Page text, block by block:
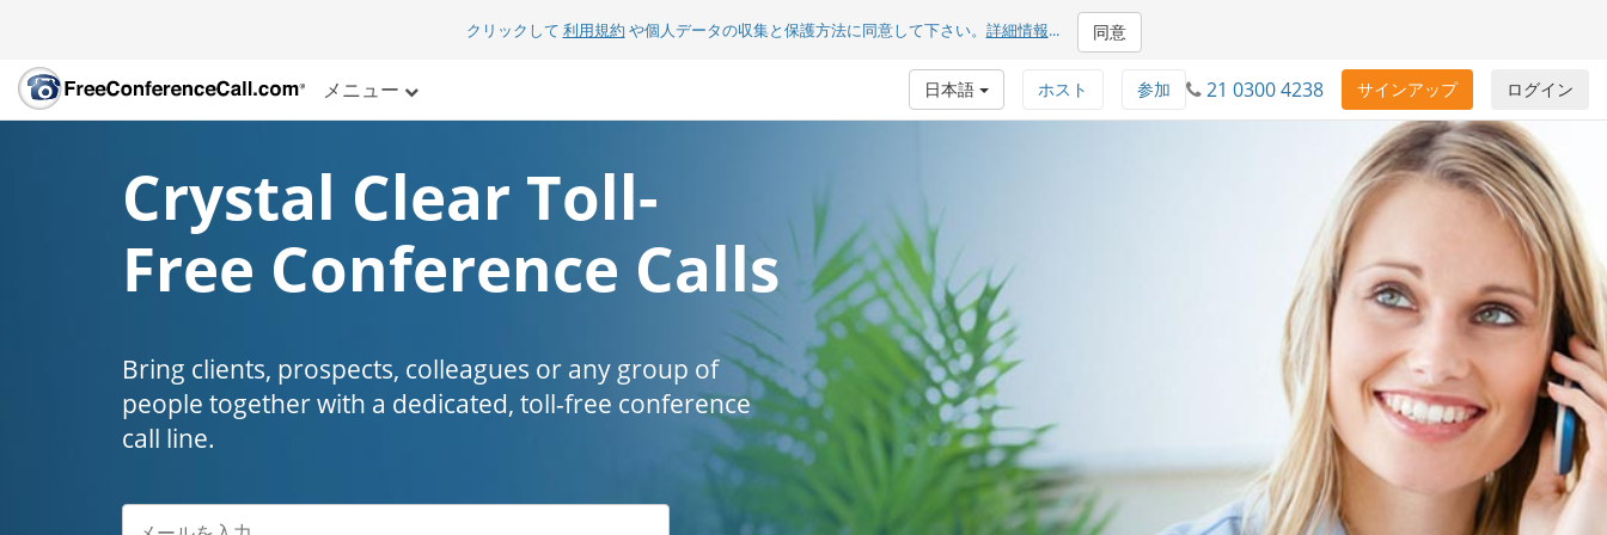
クリックして 利用規約 や個人データの収集と保護方法に同意して下さい。 詳細情報... 同意
メニュー ログイン
サインアップ
21 0300 4238
参加
ホスト
日本語
Crystal Clear Toll-
Free Conference Calls
Bring clients, prospects, colleagues or any group of
people together with a dedicated, toll-free conference
call line.